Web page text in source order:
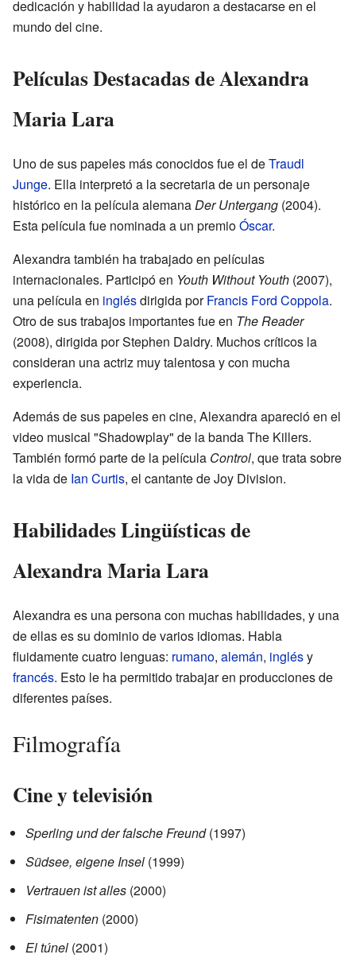
dedicación y habilidad la ayudaron a destacarse en el
mundo del cine.
Películas Destacadas de Alexandra
Maria Lara
Uno de sus papeles más conocidos fue el deTraudl
Junge. Ella interpretó a la secretaria de un personaje
histórico en la película alemanaDer Untergang (2004).
Esta película fue nominada a un premioÓscar.
Alexandra también ha trabajado en películas
internacionales. Participó en Youth Without Youth (2007),
una película en inglésdirigida porFrancis Ford Coppola.
Otro de sus trabajos importantes fue en The Reader
(2008), dirigida por Stephen Daldry. Muchos críticos la
consideran una actriz muy talentosa y con mucha
experiencia.
Además de sus papeles en cine, Alexandra apareció en el
video musical "Shadowplay" de la banda The Killers.
También formó parte de la película Control, que trata sobre
la vida de Ian Curtis, el cantante de Joy Division.
Habilidades Lingüísticas de
Alexandra Maria Lara
Alexandra es una persona con muchas habilidades, y una
de ellas es su dominio de varios idiomas. Habla
fluidamente cuatro lenguas: rumano, alemán, inglésy
francés. Esto le ha permitido trabajar en producciones de
diferentes países.
Filmografía
Cine y televisión
Sperling und der falsche Freund(1997)
Südsee, eigene Insel (1999)
Vertrauen ist alles (2000)
Fisimatenten (2000)
El túnel (2001)